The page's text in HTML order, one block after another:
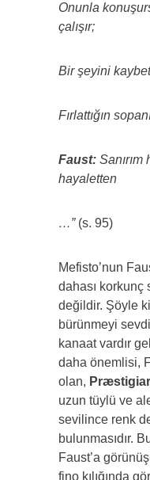
Onunla
çalışır;
Bir şeyini
Fırlattığın
Faust: Sanırım
hayaletten
…”(s. 95)
Mefisto’nun
dahası korkunç
değildir. Şöyle
bürünmeyi
kanaat vardır
daha önemlisi,
olan, Præstigiar
uzun tüylü ve
sevilince renk
bulunmasıdır.
Faust’a
fino kılığında